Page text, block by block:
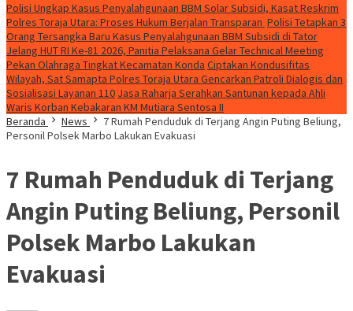
Polisi Ungkap Kasus Penyalahgunaan BBM Solar Subsidi, Kasat Reskrim
Polres Toraja Utara: Proses Hukum Berjalan Transparan Polisi Tetapkan 3
Orang Tersangka Baru Kasus Penyalahgunaan BBM Subsidi di Tator
Jelang HUT RI Ke-81 2026, Panitia Pelaksana Gelar Technical Meeting
Pekan Olahraga Tingkat Kecamatan Konda Ciptakan Kondusifitas
Wilayah, Sat Samapta Polres Toraja Utara Gencarkan Patroli Dialogis dan
Sosialisasi Layanan 110 Jasa Raharja Serahkan Santunan kepada Ahli
Waris Korban Kebakaran KM Mutiara Sentosa II
Beranda
News
7 Rumah Penduduk di Terjang Angin Puting Beliung,
Personil Polsek Marbo Lakukan Evakuasi
7 Rumah Penduduk di Terjang
Angin Puting Beliung, Personil
Polsek Marbo Lakukan
Evakuasi